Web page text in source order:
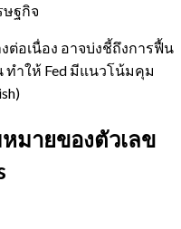
ษฐกิจ
ต่อเนื่อง อาจบ่งชี้ถึงการฟื้น
ทำให้ Fed มีแนวโน้มคุม
มายของตัวเลข